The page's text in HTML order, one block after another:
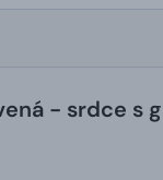
- srdce s